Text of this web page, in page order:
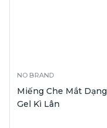
NO BRAND
Miếng Che Mắt Dạng
Gel Kì Lân